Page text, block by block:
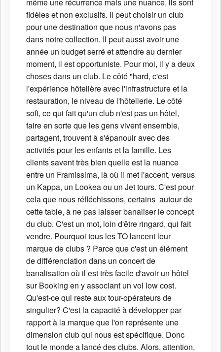
fidèles et non exclusifs. Il peut choisir un club
pour une destination que nous n'avons pas
dans notre collection. Il peut aussi avoir une
année un budget serré et attendre au dernier
moment, il est opportuniste. Pour moi, il y a deux
choses dans un club. Le côté "hard, c'est
l'expérience hôtelière avec l'infrastructure et la
restauration, le niveau de l'hôtellerie. Le côté
soft, ce qui fait qu'un club n'est pas un hôtel,
faire en sorte que les gens vivent ensemble,
partagent, trouvent à s'épanouir avec des
activités pour les enfants et la famille. Les
clients savent très bien quelle est la nuance
entre un Framissima, là où il met l'accent, versus
un Kappa, un Lookea ou un Jet tours. C'est pour
cela que nous réfléchissons, certains autour de
cette table, à ne pas laisser banaliser le concept
du club. C'est un mot, loin d'être ringard, qui fait
vendre. Pourquoi tous les TO lancent leur
marque de clubs ? Parce que c'est un élément
de différenciation dans un concert de
banalisation où il est très facile d'avoir un hôtel
sur Booking en y associant un vol low cost.
Qu'est-ce qui reste aux tour-opérateurs de
singulier? C'est la capacité à développer par
rapport à la marque que l'on représente une
dimension club qui nous est spécifique. Donc
tout le monde a lancé des clubs. Alors, attention,